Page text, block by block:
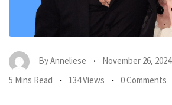
ByAnneliese November 26, 2024
5 Mins Read
134 Views 0 Comments